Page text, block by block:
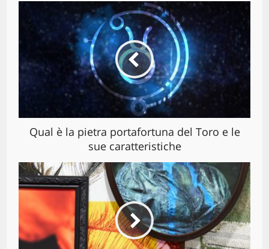
Qual è la pietra portafortuna del Toro e le
sue caratteristiche